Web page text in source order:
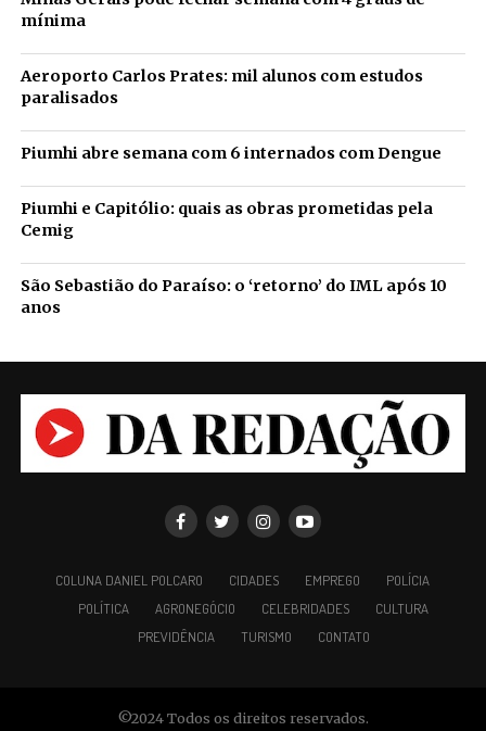
mínima
Aeroporto Carlos Prates: mil alunos com estudos
paralisados
Piumhi abre semana com 6 internados com Dengue
Piumhi e Capitólio: quais as obras prometidas pela
Cemig
São Sebastião do Paraíso: o ‘retorno’ do IML após 10
anos
COLUNA DANIEL POLCARO CIDADES EMPREGO
POLÍCIA
POLÍTICA
AGRONEGÓCIO CELEBRIDADES
CULTURA
PREVIDÊNCIA
TURISMO CONTATO
©2024 Todos os direitos reservados.